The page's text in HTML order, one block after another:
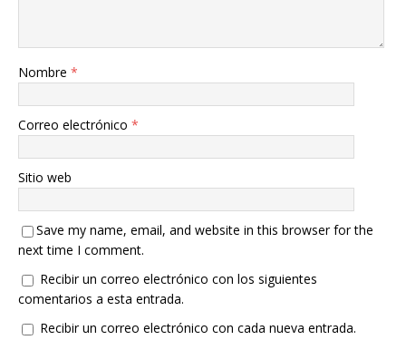
Nombre *
Correo electrónico *
Sitio web
Save my name, email, and website in this browser for the
next time I comment.
Recibir un correo electrónico con los siguientes
comentarios a esta entrada.
Recibir un correo electrónico con cada nueva entrada.